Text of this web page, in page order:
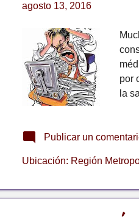
agosto 13, 2016
por
la
los
Publicar un
Ubicación: Región